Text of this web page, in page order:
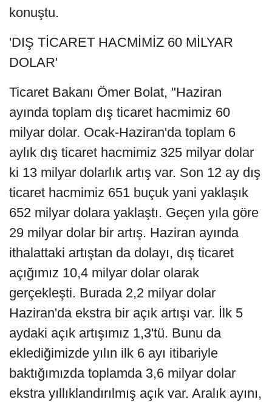
konuştu.
'DIŞ TİCARET HACMİMİZ 60 MİLYAR
DOLAR'
Ticaret Bakanı Ömer Bolat, "Haziran
ayında toplam dış ticaret hacmimiz 60
milyar dolar. Ocak-Haziran'da toplam 6
aylık dış ticaret hacmimiz 325 milyar dolar
ki 13 milyar dolarlık artış var. Son 12 ay dış
ticaret hacmimiz 651 buçuk yani yaklaşık
652 milyar dolara yaklaştı. Geçen yıla göre
29 milyar dolar bir artış. Haziran ayında
ithalattaki artıştan da dolayı, dış ticaret
açığımız 10,4 milyar dolar olarak
gerçekleşti. Burada 2,2 milyar dolar
Haziran'da ekstra bir açık artışı var. İlk 5
aydaki açık artışımız 1,3'tü. Bunu da
eklediğimizde yılın ilk 6 ayı itibariyle
baktığımızda toplamda 3,6 milyar dolar
ekstra yıllıklandırılmış açık var. Aralık ayını,